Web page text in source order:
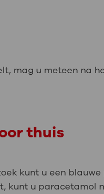
mag u meteen na
thuis
kunt u een
kunt u paracetamol